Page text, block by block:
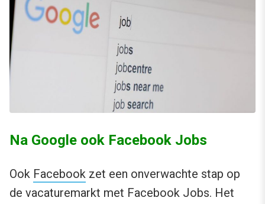
Na Google ook Facebook Jobs
Ook Facebook zet een onverwachte stap op
de vacaturemarkt met Facebook Jobs. Het